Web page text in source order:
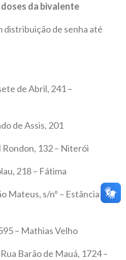
da bivalente
distribuição de senha até
de Abril, 241 –
de Assis, 201
132 – Niterói
218 – Fátima
Mateus, s/nº – Estância
– Mathias Velho
Barão de Mauá, 1724 –